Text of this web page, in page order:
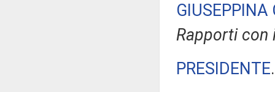
GIUSEPPINA
Rapporti con
PRESIDENTE